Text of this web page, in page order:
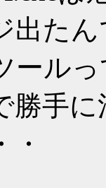
出たん
ール
勝手
・